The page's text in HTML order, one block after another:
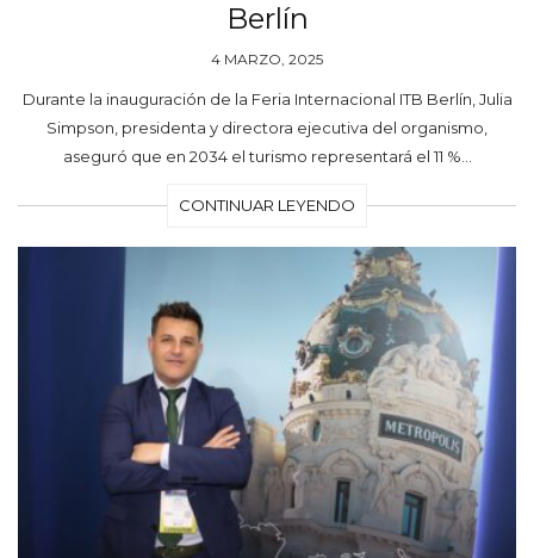
Berlín
4 MARZO, 2025
Durante la inauguración de la Feria Internacional ITB Berlín, Julia
Simpson, presidenta y directora ejecutiva del organismo,
aseguró que en 2034 el turismo representará el 11 %…
CONTINUAR LEYENDO